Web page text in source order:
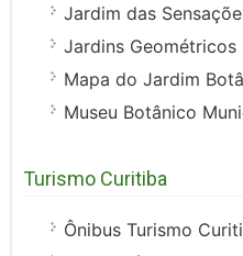
Jardim das
Jardins Geométricos
Mapa do Jardim
Museu Botânico
Turismo Curitiba
Ônibus Turismo